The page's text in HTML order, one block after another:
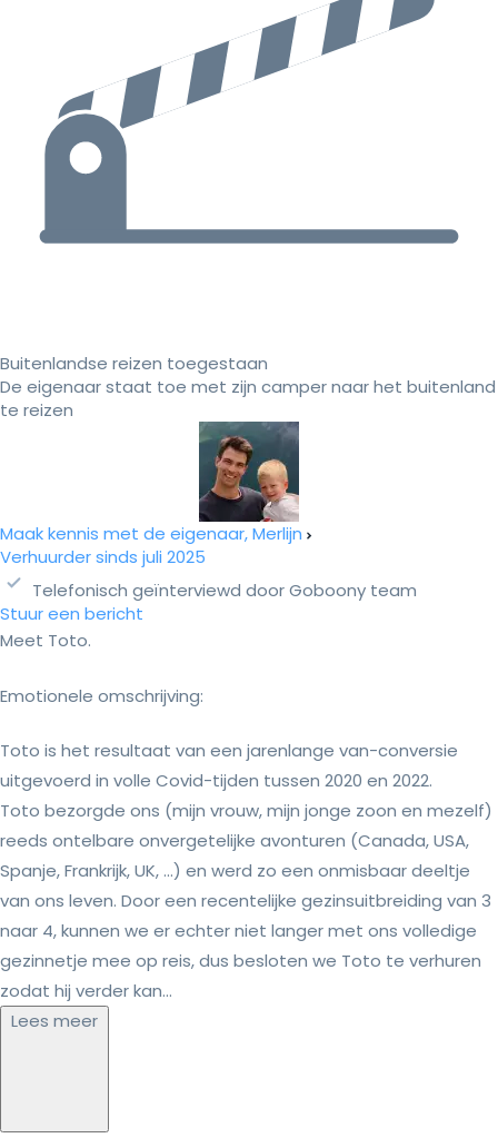
Buitenlandse reizen toegestaan
De eigenaar staat toe met zijn camper naar het buitenland
te reizen
Maak kennis met de eigenaar, Merlijn
Verhuurder sinds juli 2025
Telefonisch geïnterviewd door Goboony team
Stuur een bericht
Meet Toto.
Emotionele omschrijving:
Toto is het resultaat van een jarenlange van-conversie
uitgevoerd in volle Covid-tijden tussen 2020 en 2022.
Toto bezorgde ons (mijn vrouw, mijn jonge zoon en mezelf)
reeds ontelbare onvergetelijke avonturen (Canada, USA,
Spanje, Frankrijk, UK, ...) en werd zo een onmisbaar deeltje
van ons leven. Door een recentelijke gezinsuitbreiding van 3
naar 4, kunnen we er echter niet langer met ons volledige
gezinnetje mee op reis, dus besloten we Toto te verhuren
zodat hij verder kan...
Lees meer